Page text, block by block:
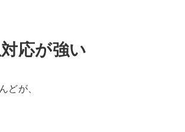
応が強い
どが、